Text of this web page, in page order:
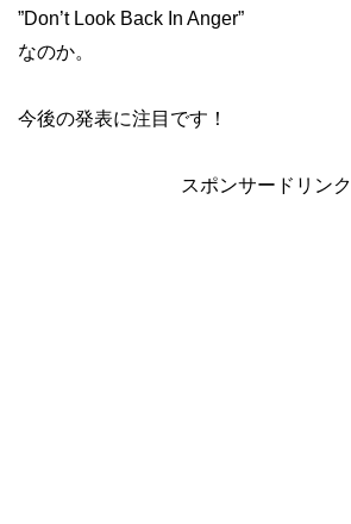
”Don’t Look Back In Anger”
なのか。
今後の発表に注目です！
スポンサードリンク